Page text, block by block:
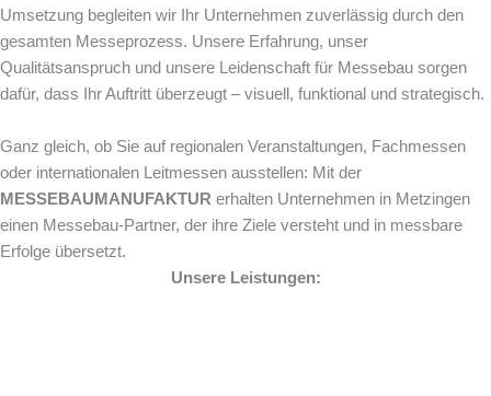
Umsetzung begleiten wir Ihr Unternehmen zuverlässig durch den
gesamten Messeprozess. Unsere Erfahrung, unser
Qualitätsanspruch und unsere Leidenschaft für Messebau sorgen
dafür, dass Ihr Auftritt überzeugt – visuell, funktional und strategisch.
Ganz gleich, ob Sie auf regionalen Veranstaltungen, Fachmessen
oder internationalen Leitmessen ausstellen: Mit der
MESSEBAUMANUFAKTUR erhalten Unternehmen in Metzingen
einen Messebau-Partner, der ihre Ziele versteht und in messbare
Erfolge übersetzt.
Unsere Leistungen: